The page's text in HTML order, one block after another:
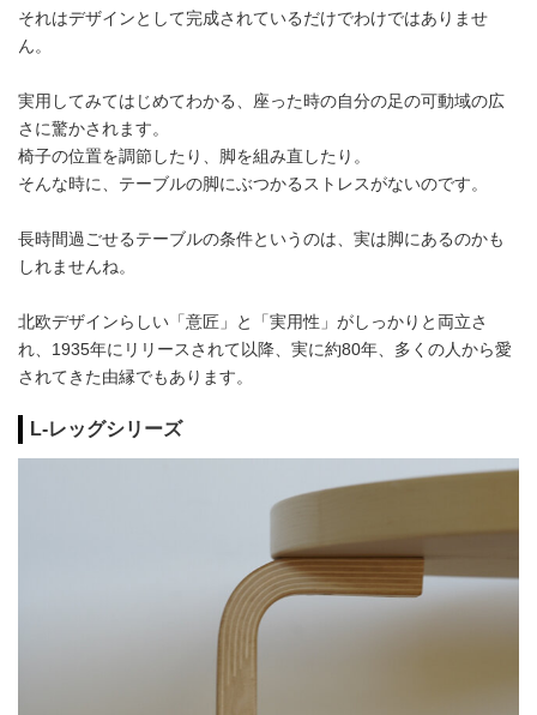
それはデザインとして完成されているだけでわけではありませ
ん。
実用してみてはじめてわかる、座った時の自分の足の可動域の広
さに驚かされます。
椅子の位置を調節したり、脚を組み直したり。
そんな時に、テーブルの脚にぶつかるストレスがないのです。
長時間過ごせるテーブルの条件というのは、実は脚にあるのかも
しれませんね。
北欧デザインらしい「意匠」と「実用性」がしっかりと両立さ
れ、1935年にリリースされて以降、実に約80年、多くの人から愛
されてきた由縁でもあります。
L-レッグシリーズ